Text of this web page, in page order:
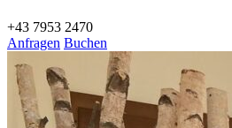
+43 7953 2470
Anfragen Buchen